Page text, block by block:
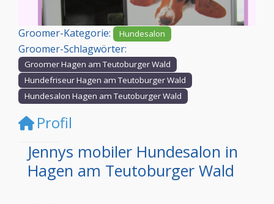
Groomer-Kategorie: Hundesalon
Groomer-Schlagwörter:
Groomer Hagen am Teutoburger Wald
Hundefriseur Hagen am Teutoburger Wald
Hundesalon Hagen am Teutoburger Wald
Profil
Jennys mobiler Hundesalon in
Hagen am Teutoburger Wald